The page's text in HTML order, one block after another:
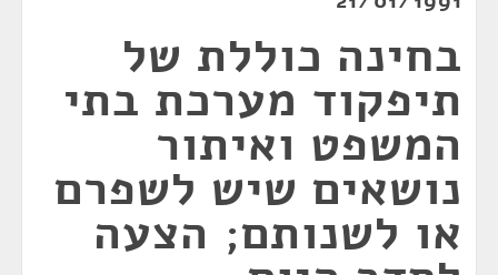
בחינה כוללת של
תיפקוד מערכת בתי
המשפט ואיתור
נושאים שיש לשפרם
או לשנותם; הצעה